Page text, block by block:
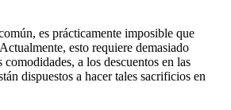
es prácticamente imposible que
esto requiere demasiado
a los descuentos en las
dispuestos a hacer tales sacrificios en